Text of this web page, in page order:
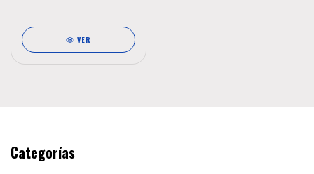
VER
Categorías